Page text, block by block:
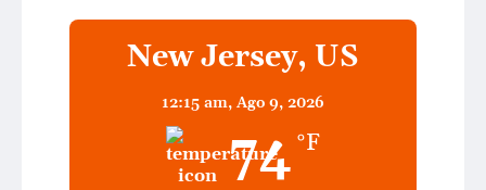
New Jersey, US
12:15 am, Ago 9, 2026
74 °F